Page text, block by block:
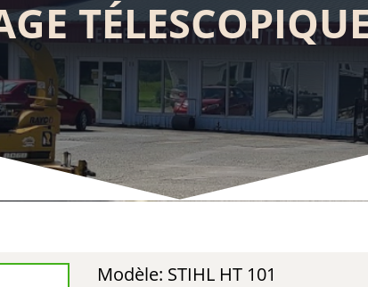
Modèle: STIHL HT 101